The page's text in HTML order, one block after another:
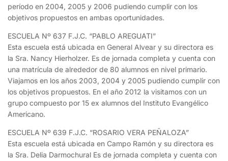
período en 2004, 2005 y 2006 pudiendo cumplir con los
objetivos propuestos en ambas oportunidades.
ESCUELA Nº 637 F.J.C. “PABLO AREGUATI”
Esta escuela está ubicada en General Alvear y su directora es
la Sra. Nancy Hierholzer. Es de jornada completa y cuenta con
una matrícula de alrededor de 80 alumnos en nivel primario.
Viajamos en los años 2003, 2004 y 2005 pudiendo cumplir con
los objetivos propuestos. En el año 2012 la visitamos con un
grupo compuesto por 15 ex alumnos del Instituto Evangélico
Americano.
ESCUELA Nº 639 F.J.C. “ROSARIO VERA PEÑALOZA”
Esta escuela está ubicada en Campo Ramón y su directora es
la Sra. Delia Darmochural Es de jornada completa y cuenta con